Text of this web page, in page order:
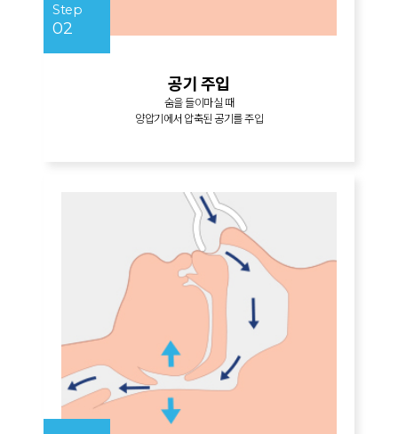
Step
02
공기 주입
숨을 들이마실 때
양압기에서 압축된 공기를 주입